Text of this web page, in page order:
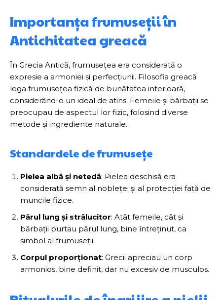
Importanța frumuseții în
Antichitatea greacă
În Grecia Antică, frumusețea era considerată o
expresie a armoniei și perfecțiunii. Filosofia greacă
lega frumusețea fizică de bunătatea interioară,
considerând-o un ideal de atins. Femeile și bărbații se
preocupau de aspectul lor fizic, folosind diverse
metode și ingrediente naturale.
Standardele de frumusețe
Pielea albă și netedă: Pielea deschisă era
considerată semn al nobleței și al protecției față de
muncile fizice.
Părul lung și strălucitor: Atât femeile, cât și
bărbații purtau părul lung, bine întreținut, ca
simbol al frumuseții.
Corpul proporționat: Grecii apreciau un corp
armonios, bine definit, dar nu excesiv de musculos.